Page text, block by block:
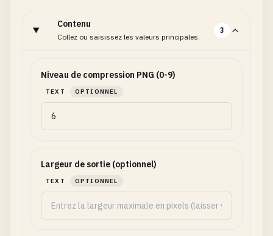
Contenu
Collez ou saisissez les valeurs principales.
3
Niveau de compression PNG (0-9)
TEXT OPTIONNEL
Largeur de sortie (optionnel)
TEXT OPTIONNEL